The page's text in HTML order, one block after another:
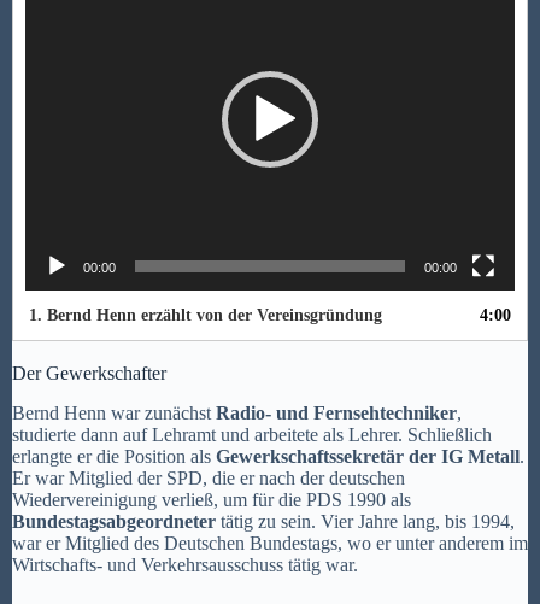
00:00 00:00
1. Bernd Henn erzählt von der Vereinsgründung 4:00
Der Gewerkschafter
Bernd Henn war zunächst Radio- und Fernsehtechniker,
studierte dann auf Lehramt und arbeitete als Lehrer. Schließlich
erlangte er die Position als Gewerkschaftssekretär der IG Metall.
Er war Mitglied der SPD, die er nach der deutschen
Wiedervereinigung verließ, um für die PDS 1990 als
Bundestagsabgeordneter tätig zu sein. Vier Jahre lang, bis 1994,
war er Mitglied des Deutschen Bundestags, wo er unter anderem im
Wirtschafts- und Verkehrsausschuss tätig war.